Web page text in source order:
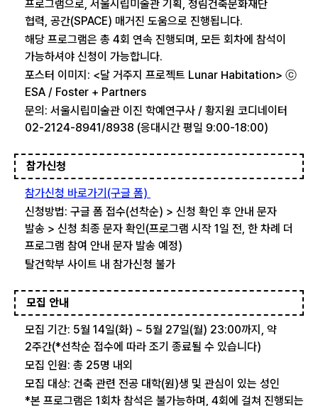
프로그램으로, 서울시립미술관 기획, 정림건축문화재단
협력, 공간(SPACE) 매거진 도움으로 진행됩니다.
해당 프로그램은 총 4회 연속 진행되며, 모든 회차에 참석이
가능하셔야 신청이 가능합니다.
포스터 이미지: <달 거주지 프로젝트 Lunar Habitation> ⓒ
ESA / Foster + Partners
문의: 서울시립미술관 이진 학예연구사 / 황지원 코디네이터
02-2124-8941/8938 (응대시간 평일 9:00-18:00)
참가신청
참가신청 바로가기(구글 폼)
신청방법: 구글 폼 접수(선착순) > 신청 확인 후 안내 문자
발송 > 신청 최종 문자 확인(프로그램 시작 1일 전, 한 차례 더
프로그램 참여 안내 문자 발송 예정)
탈건학부 사이트 내 참가신청 불가
모집 안내
모집 기간: 5월 14일(화) ~ 5월 27일(월) 23:00까지, 약
2주간(*선착순 접수에 따라 조기 종료될 수 있습니다)
모집 인원: 총 25명 내외
모집 대상: 건축 관련 전공 대학(원)생 및 관심이 있는 성인
*본 프로그램은 1회차 참석은 불가능하며, 4회에 걸쳐 진행되는